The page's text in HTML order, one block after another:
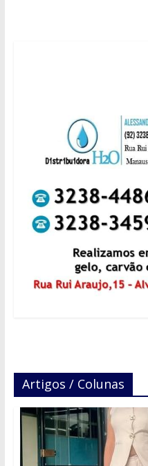
Artigos / Colunas